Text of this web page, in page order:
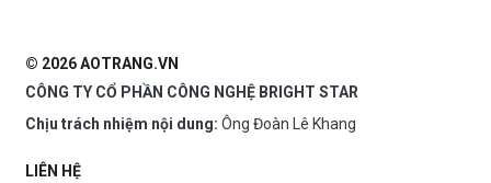
© 2026 AOTRANG.VN
CÔNG TY CỔ PHẦN CÔNG NGHỆ BRIGHT STAR
Chịu trách nhiệm nội dung: Ông Đoàn Lê Khang
LIÊN HỆ